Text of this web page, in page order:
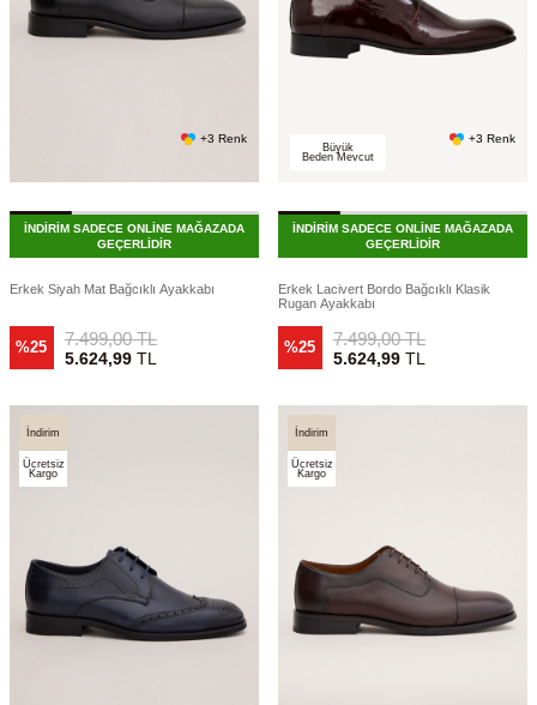
+3 Renk
İNDİRİM SADECE ONLİNE MAĞAZADA
GEÇERLİDİR
Erkek Siyah Mat Bağcıklı Ayakkabı
%25 7.499,00TL
5.624,99TL
Büyük
Beden Mevcut
+3 Renk
İNDİRİM SADECE ONLİNE MAĞAZADA
GEÇERLİDİR
Erkek Lacivert Bordo Bağcıklı Klasik
Rugan Ayakkabı
%25 7.499,00TL
5.624,99TL
İndirim
Ücretsiz
Kargo
İndirim
Ücretsiz
Kargo